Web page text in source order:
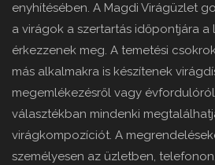
enyhítésében. A Magdi Virágüzlet
a virágok a szertartás időpontjára
érkezzenek meg. A temetési
más alkalmakra is készítenek
megemlékezésről vagy
választékban mindenki
virágkompozíciót. A
személyesen az üzletben,